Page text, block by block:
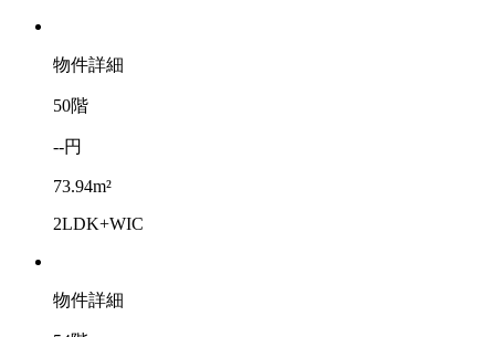
物件詳細
50階
--円
73.94m²
2LDK+WIC
物件詳細